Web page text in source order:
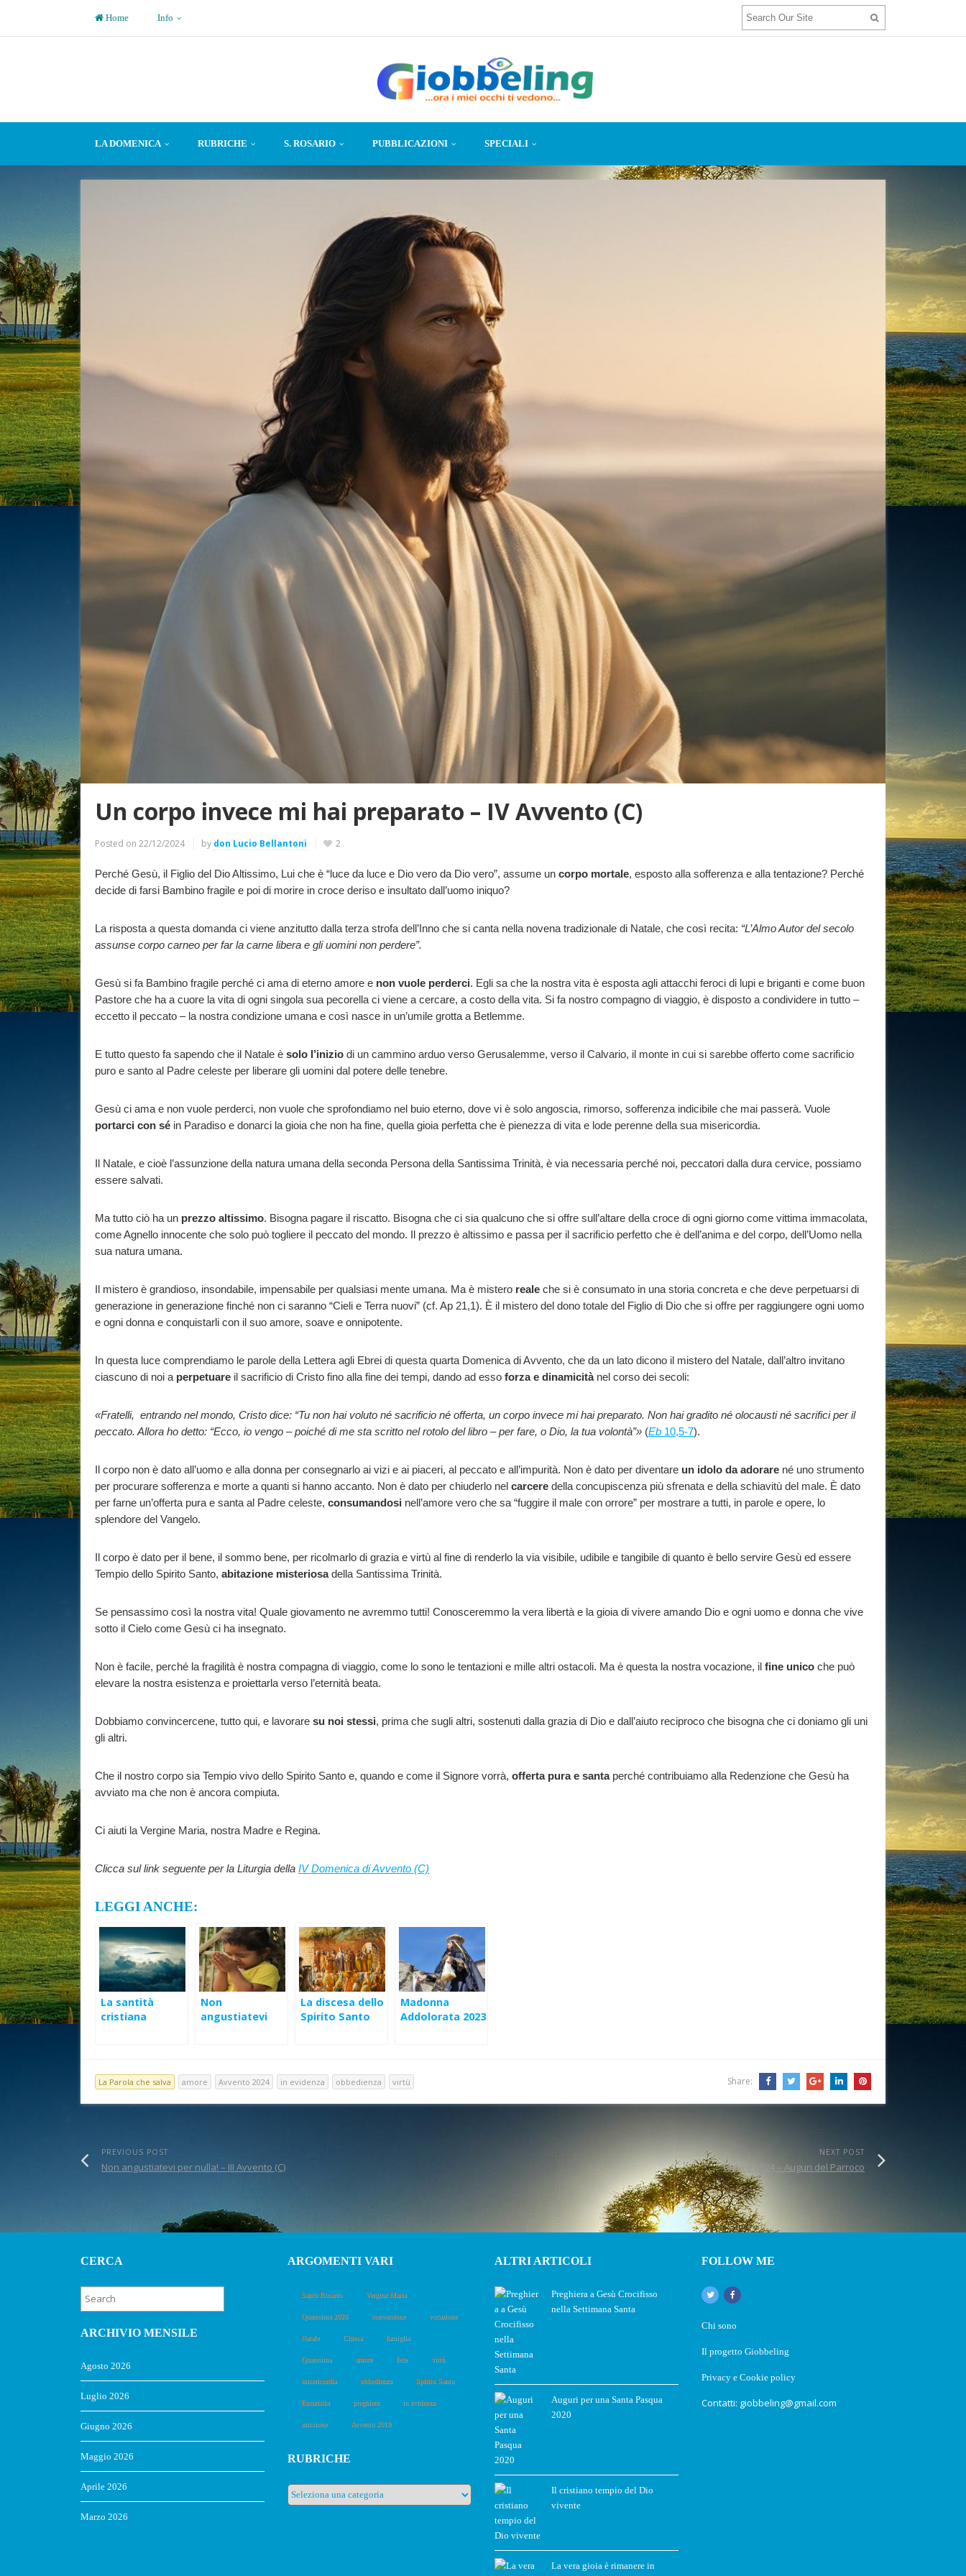
Home Info
LA DOMENICA RUBRICHE S. ROSARIO PUBBLICAZIONI SPECIALI
Un corpo invece mi hai preparato – IV Avvento (C)
Posted on 22/12/2024 by don Lucio Bellantoni 2
Perché Gesù, il Figlio del Dio Altissimo, Lui che è “luce da luce e Dio vero da Dio vero”, assume un corpo mortale, esposto alla sofferenza e alla tentazione? Perché
decide di farsi Bambino fragile e poi di morire in croce deriso e insultato dall’uomo iniquo?
La risposta a questa domanda ci viene anzitutto dalla terza strofa dell’Inno che si canta nella novena tradizionale di Natale, che così recita: “L’Almo Autor del secolo
assunse corpo carneo per far la carne libera e gli uomini non perdere”.
Gesù si fa Bambino fragile perché ci ama di eterno amore e non vuole perderci. Egli sa che la nostra vita è esposta agli attacchi feroci di lupi e briganti e come buon
Pastore che ha a cuore la vita di ogni singola sua pecorella ci viene a cercare, a costo della vita. Si fa nostro compagno di viaggio, è disposto a condividere in tutto –
eccetto il peccato – la nostra condizione umana e così nasce in un’umile grotta a Betlemme.
E tutto questo fa sapendo che il Natale è solo l’inizio di un cammino arduo verso Gerusalemme, verso il Calvario, il monte in cui si sarebbe offerto come sacrificio
puro e santo al Padre celeste per liberare gli uomini dal potere delle tenebre.
Gesù ci ama e non vuole perderci, non vuole che sprofondiamo nel buio eterno, dove vi è solo angoscia, rimorso, sofferenza indicibile che mai passerà. Vuole
portarci con sé in Paradiso e donarci la gioia che non ha fine, quella gioia perfetta che è pienezza di vita e lode perenne della sua misericordia.
Il Natale, e cioè l’assunzione della natura umana della seconda Persona della Santissima Trinità, è via necessaria perché noi, peccatori dalla dura cervice, possiamo
essere salvati.
Ma tutto ciò ha un prezzo altissimo. Bisogna pagare il riscatto. Bisogna che ci sia qualcuno che si offre sull’altare della croce di ogni giorno come vittima immacolata,
come Agnello innocente che solo può togliere il peccato del mondo. Il prezzo è altissimo e passa per il sacrificio perfetto che è dell’anima e del corpo, dell’Uomo nella
sua natura umana.
Il mistero è grandioso, insondabile, impensabile per qualsiasi mente umana. Ma è mistero reale che si è consumato in una storia concreta e che deve perpetuarsi di
generazione in generazione finché non ci saranno “Cieli e Terra nuovi” (cf. Ap 21,1). È il mistero del dono totale del Figlio di Dio che si offre per raggiungere ogni uomo
e ogni donna e conquistarli con il suo amore, soave e onnipotente.
In questa luce comprendiamo le parole della Lettera agli Ebrei di questa quarta Domenica di Avvento, che da un lato dicono il mistero del Natale, dall’altro invitano
ciascuno di noi a perpetuare il sacrificio di Cristo fino alla fine dei tempi, dando ad esso forza e dinamicitànel corso dei secoli:
«Fratelli, entrando nel mondo, Cristo dice: “Tu non hai voluto né sacrificio né offerta, un corpo invece mi hai preparato. Non hai gradito né olocausti né sacrifici per il
peccato. Allora ho detto: “Ecco, io vengo – poiché di me sta scritto nel rotolo del libro – per fare, o Dio, la tua volontà”» (Eb 10,5-7).
Il corpo non è dato all’uomo e alla donna per consegnarlo ai vizi e ai piaceri, al peccato e all’impurità. Non è dato per diventare un idolo da adorare né uno strumento
per procurare sofferenza e morte a quanti si hanno accanto. Non è dato per chiuderlo nel carcere della concupiscenza più sfrenata e della schiavitù del male. È dato
per farne un’offerta pura e santa al Padre celeste, consumandosi nell’amore vero che sa “fuggire il male con orrore” per mostrare a tutti, in parole e opere, lo
splendore del Vangelo.
Il corpo è dato per il bene, il sommo bene, per ricolmarlo di grazia e virtù al fine di renderlo la via visibile, udibile e tangibile di quanto è bello servire Gesù ed essere
Tempio dello Spirito Santo, abitazione misteriosadella Santissima Trinità.
Se pensassimo così la nostra vita! Quale giovamento ne avremmo tutti! Conosceremmo la vera libertà e la gioia di vivere amando Dio e ogni uomo e donna che vive
sotto il Cielo come Gesù ci ha insegnato.
Non è facile, perché la fragilità è nostra compagna di viaggio, come lo sono le tentazioni e mille altri ostacoli. Ma è questa la nostra vocazione, il fine unico che può
elevare la nostra esistenza e proiettarla verso l’eternità beata.
Dobbiamo convincercene, tutto qui, e lavorare su noi stessi, prima che sugli altri, sostenuti dalla grazia di Dio e dall’aiuto reciproco che bisogna che ci doniamo gli uni
gli altri.
Che il nostro corpo sia Tempio vivo dello Spirito Santo e, quando e come il Signore vorrà, offerta pura e santaperché contribuiamo alla Redenzione che Gesù ha
avviato ma che non è ancora compiuta.
Ci aiuti la Vergine Maria, nostra Madre e Regina.
Clicca sul link seguente per la Liturgia della IV Domenica di Avvento (C)
LEGGI ANCHE:
La santità
cristiana
Non
angustiatevi
La discesa dello
Spirito Santo
Madonna
Addolorata 2023
La Parola che salva amore Avvento 2024 in evidenza obbedienza virtù Share:
PREVIOUS POST
Non angustiatevi per nulla! – III Avvento (C)
NEXT POST
Natale 2024 – Auguri del Parroco
CERCA
ARCHIVIO MENSILE
Agosto 2026
Luglio 2026
Giugno 2026
Maggio 2026
Aprile 2026
Marzo 2026
ARGOMENTI VARI
Santo Rosario Vergine Maria
Quaresima 2020 conversione vocazione
Natale Chiesa famiglia
Quaresima amore fede virtù
misericordia obbedienza Spirito Santo
Eucaristia preghiera in evidenza
missione Avvento 2019
RUBRICHE
Rubriche
ALTRI ARTICOLI
Preghiera a Gesù Crocifisso
nella Settimana Santa
Auguri per una Santa Pasqua
2020
Il cristiano tempio del Dio
vivente
La vera gioia è rimanere in
FOLLOW ME
Chi sono
Il progetto Giobbeling
Privacy e Cookie policy
Contatti: giobbeling@gmail.com